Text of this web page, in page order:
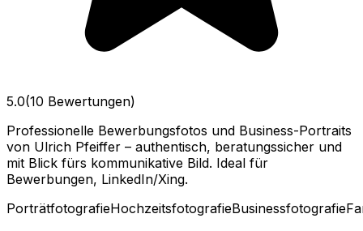
5.0(10 Bewertungen)
Professionelle Bewerbungsfotos und Business-Portraits
von Ulrich Pfeiffer – authentisch, beratungssicher und
mit Blick fürs kommunikative Bild. Ideal für
Bewerbungen, LinkedIn/Xing.
PorträtfotografieHochzeitsfotografieBusinessfotografie